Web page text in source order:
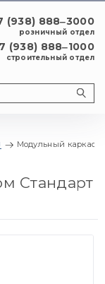
(938) 888‒3000
розничный отдел
(938) 888‒1000
строительный отдел
Модульный
Стандарт